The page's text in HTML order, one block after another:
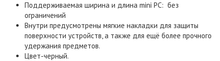
Поддерживаемая ширина и длина mini PC: без
ограничений
Внутри предусмотрены мягкие накладки для защиты
поверхности устройств, а также для ещё более прочного
удержания предметов.
Цвет-черный.